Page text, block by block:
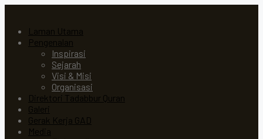
Laman Utama
Pengenalan
Inspirasi
Sejarah
Visi & Misi
Organisasi
Direktori Tadabbur Quran
Galeri
Gerak Kerja GAD
Media